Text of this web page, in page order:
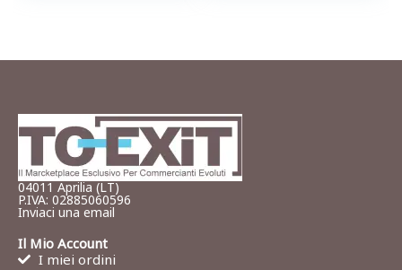
04011 Aprilia (LT)
P.IVA: 02885060596
Inviaci una email
Il Mio Account
I miei ordini